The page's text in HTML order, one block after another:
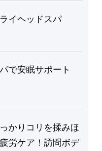
イヘッドスパ
で安眠サポート
かりコリを揉みほ
労ケア！訪問ボデ